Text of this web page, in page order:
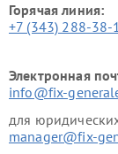
Горячая линия:
+7 (343) 288-38-
Электронная
info@fix-
для
manager@fix-